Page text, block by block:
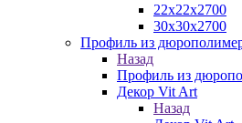
22х22х2700
30х30х2700
Профиль из
Назад
Профиль из
Декор Vit Art
Назад